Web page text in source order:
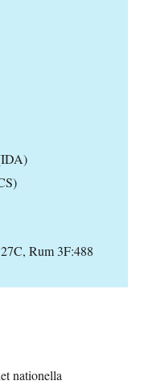
Rum 3F:488
nationella